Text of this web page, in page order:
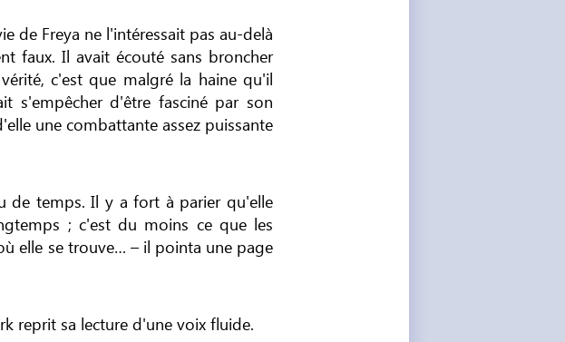
de Freya ne l'intéressait pas au-delà
faux. Il avait écouté sans broncher
c'est que malgré la haine qu'il
s'empêcher d'être fasciné par son
une combattante assez puissante
de temps. Il y a fort à parier qu'elle
; c'est du moins ce que les
elle se trouve… – il pointa une page
reprit sa lecture d'une voix fluide.